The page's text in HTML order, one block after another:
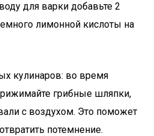
для варки добавьте 2
лимонной кислоты на
кулинаров: во время
грибные шляпки,
с воздухом. Это поможет
потемнение.